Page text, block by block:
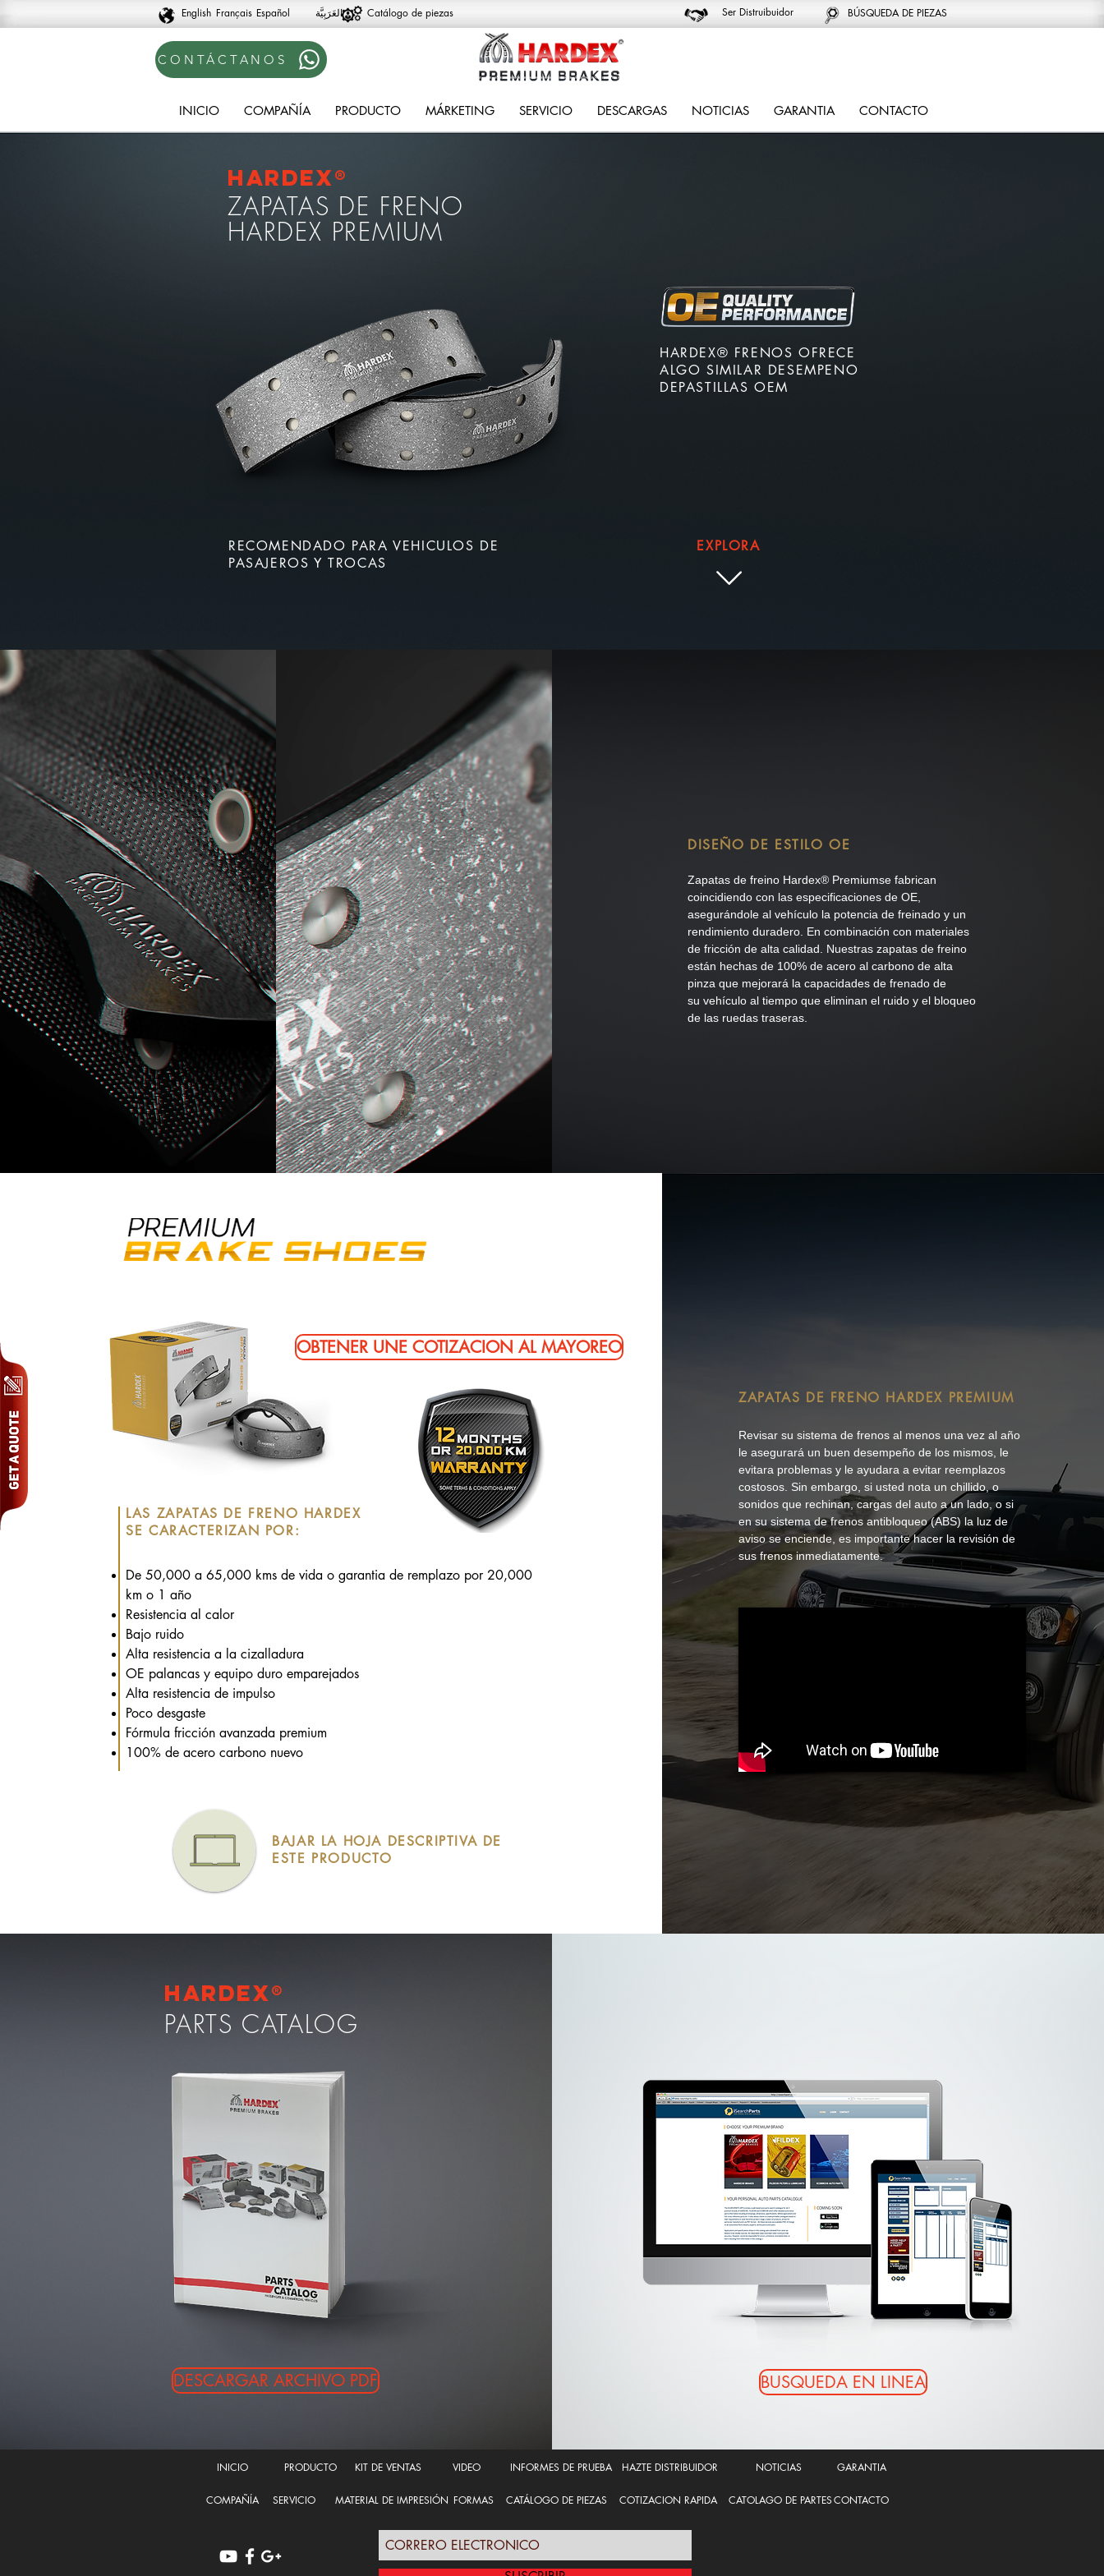
English Français Español العَرَبِيَّة‎‎ Catálogo de piezas Ser Distruibuidor BÚSQUEDA DE PIEZAS
CONTÁCTANOS
ZAPATAS DE FRENO
HARDEX PREMIUM
Hardex®
HARDEX® FRENOS OFRECE
ALGO SIMILAR DESEMPENO
DEPASTILLAS OEM
RECOMENDADO PARA VEHICULOS DE
PASAJEROS Y TROCAS
EXPLORA
OBTENER UNE COTIZACION AL MAYOREO
LAS ZAPATAS DE FRENO HARDEX
SE CARACTERIZAN POR:
De 50,000 a 65,000 kms de vida o garantia de remplazo por 20,000
km o 1 año
Resistencia al calor
Bajo ruido
Alta resistencia a la cizalladura
OE palancas y equipo duro emparejados
Alta resistencia de impulso
Poco desgaste
Fórmula fricción avanzada premium
100% de acero carbono nuevo
BAJAR LA HOJA DESCRIPTIVA DE
ESTE PRODUCTO
ZAPATAS DE FRENO HARDEX PREMIUM
Revisar su sistema de frenos al menos una vez al año
le asegurará un buen desempeño de los mismos, le
evitara problemas y le ayudara a evitar reemplazos
costosos. Sin embargo, si usted nota un chillido, o
sonidos que rechinan, cargas del auto a un lado, o si
en su sistema de frenos antibloqueo (ABS) la luz de
aviso se enciende, es importante hacer la revisión de
sus frenos inmediatamente.
DISEÑO DE ESTILO OE
Zapatas de freino Hardex® Premiumse fabrican
coincidiendo con las especificaciones de OE,
asegurándole al vehículo la potencia de freinado y un
rendimiento duradero. En combinación con materiales
de fricción de alta calidad. Nuestras zapatas de freino
están hechas de 100% de acero al carbono de alta
pinza que mejorará la capacidades de frenado de
su vehículo al tiempo que eliminan el ruido y el bloqueo
de las ruedas traseras.
Hardex®
PARTS CATALOG
DESCARGAR ARCHIVO PDF BUSQUEDA EN LINEA
INICIO COMPAÑÍA PRODUCTO MÁRKETING SERVICIO DESCARGAS NOTICIAS GARANTIA CONTACTO
INICIO PRODUCTO KIT DE VENTAS VIDEO INFORMES DE PRUEBA HAZTE DISTRIBUIDOR NOTICIAS GARANTIA
COMPAÑÍA SERVICIO MATERIAL DE IMPRESIÓN FORMAS CATÁLOGO DE PIEZAS COTIZACION RAPIDA CATOLAGO DE PARTESCONTACTO